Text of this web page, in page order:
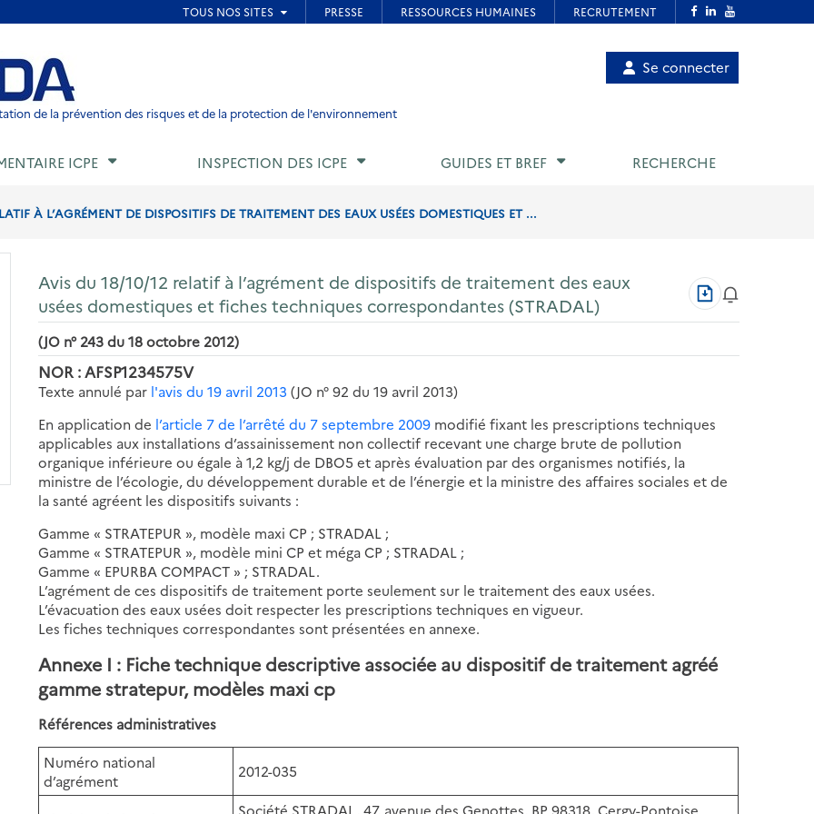
de page
de la prévention des risques et de la protection de l'environnement
Menu
utilisateur
Se connecter
ICPE INSPECTION DES ICPE GUIDES ET BREF RECHERCHE
À L’AGRÉMENT DE DISPOSITIFS DE TRAITEMENT DES EAUX USÉES DOMESTIQUES ET ...
Avis du 18/10/12 relatif à l’agrément de dispositifs de traitement des eaux
usées domestiques et fiches techniques correspondantes (STRADAL)
Télécharger
au
format
(JO n° 243 du 18 octobre 2012)
NOR : AFSP1234575V
Texte annulé par l'avis du 19 avril 2013 (JO n° 92 du 19 avril 2013)
En application de l’article 7 de l’arrêté du 7 septembre 2009 modifié fixant les prescriptions techniques
applicables aux installations d’assainissement non collectif recevant une charge brute de pollution
organique inférieure ou égale à 1,2 kg/j de DBO5 et après évaluation par des organismes notifiés, la
ministre de l’écologie, du développement durable et de l’énergie et la ministre des affaires sociales et de
la santé agréent les dispositifs suivants :
Gamme « STRATEPUR », modèle maxi CP ; STRADAL ;
Gamme « STRATEPUR », modèle mini CP et méga CP ; STRADAL ;
Gamme « EPURBA COMPACT » ; STRADAL.
L’agrément de ces dispositifs de traitement porte seulement sur le traitement des eaux usées.
L’évacuation des eaux usées doit respecter les prescriptions techniques en vigueur.
Les fiches techniques correspondantes sont présentées en annexe.
Annexe I : Fiche technique descriptive associée au dispositif de traitement agréé
gamme stratepur, modèles maxi cp
Références administratives
Numéro national
d’agrément
2012-035
Société STRADAL, 47, avenue des Genottes, BP 98318, Cergy-Pontoise